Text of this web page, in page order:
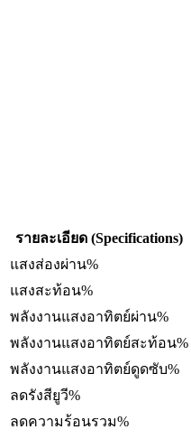
รายละเอียด (Specifications)
แสงส่องผ่าน%
แสงสะท้อน%
พลังงานแสงอาทิตย์ผ่าน%
พลังงานแสงอาทิตย์สะท้อน%
พลังงานแสงอาทิตย์ดูดซับ%
ลดรังสียูวี%
ลดความร้อนรวม%